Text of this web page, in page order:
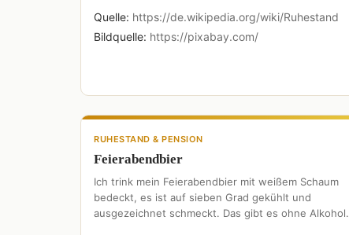
Quelle: https://de.wikipedia.org/wiki/Ruhestand
Bildquelle: https://pixabay.com/
RUHESTAND & PENSION
Feierabendbier
Ich trink mein Feierabendbier mit weißem Schaum
bedeckt, es ist auf sieben Grad gekühlt und
ausgezeichnet schmeckt. Das gibt es ohne Alkohol,